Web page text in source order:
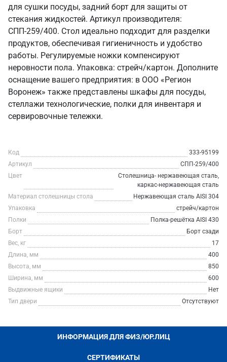
для сушки посуды, задний борт для защиты от
стекания жидкостей. Артикул производителя:
СПП-259/400. Стол идеально подходит для разделки
продуктов, обеспечивая гигиеничность и удобство
работы. Регулируемые ножки компенсируют
неровности пола. Упаковка: стрейч/картон. Дополните
оснащение вашего предприятия: в ООО «Регион
Воронеж» также представлены шкафы для посуды,
стеллажи технологические, полки для инвентаря и
сервировочные тележки.
Код
333-95199
Артикул
СПП-259/400
Цвет
Столешница- нержавеющая сталь,
каркас-нержавеющая сталь
Материал столешницы стола
Нержавеющая сталь AISI 304
Упаковка
стрейч/картон
Полки
Полка-решётка AISI 430
Борт
Борт сзади
Вес, кг
17
Длина, мм
400
Высота, мм
850
Ширина, мм
600
Выдвижные ящики
Нет
Тип двери
Отсутствуют
ИНФОРМАЦИЯ ДЛЯ ФИЗ/ЮР.ЛИЦ
СЕРТИФИКАТЫ